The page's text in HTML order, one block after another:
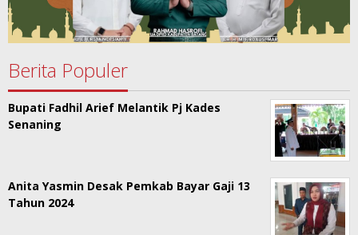
Berita Populer
Bupati Fadhil Arief Melantik Pj Kades
Senaning
Anita Yasmin Desak Pemkab Bayar Gaji 13
Tahun 2024